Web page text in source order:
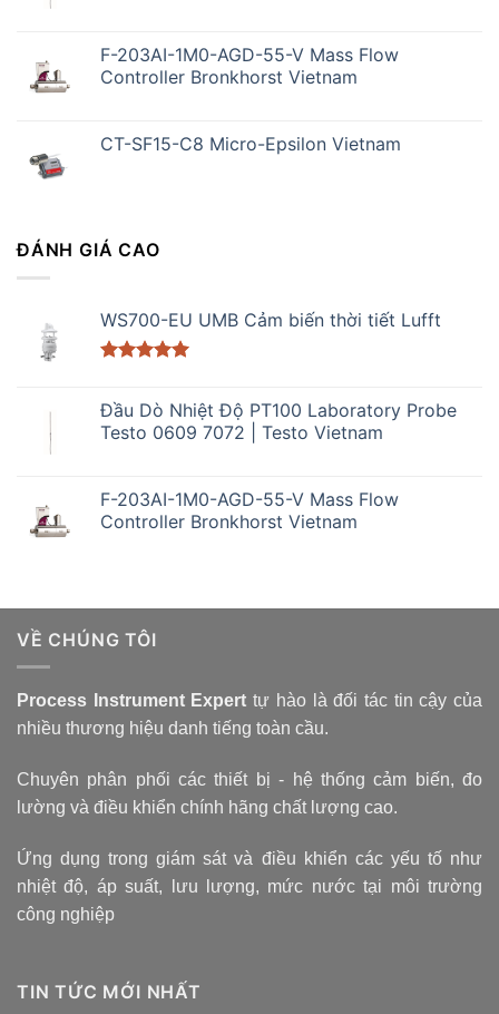
F-203AI-1M0-AGD-55-V Mass Flow
Controller Bronkhorst Vietnam
CT-SF15-C8 Micro-Epsilon Vietnam
ĐÁNH GIÁ CAO
WS700-EU UMB Cảm biến thời tiết Lufft
5 sao
Đầu Dò Nhiệt Độ PT100 Laboratory Probe
Testo 0609 7072 | Testo Vietnam
F-203AI-1M0-AGD-55-V Mass Flow
Controller Bronkhorst Vietnam
VỀ CHÚNG TÔI
Process Instrument Expert tự hào là đối tác tin cậy của
nhiều thương hiệu danh tiếng toàn cầu.
Chuyên phân phối các thiết bị - hệ thống cảm biến, đo
lường và điều khiển chính hãng chất lượng cao.
Ứng dụng trong giám sát và điều khiển các yếu tố như
nhiệt độ, áp suất, lưu lượng, mức nước tại môi trường
công nghiệp
TIN TỨC MỚI NHẤT